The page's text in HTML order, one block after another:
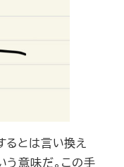
るとは言い換え
意味だ。この手